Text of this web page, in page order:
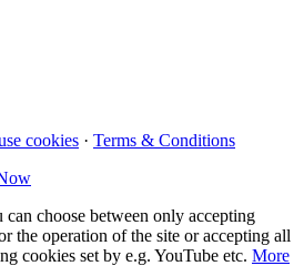
cookies · Terms & Conditions
can choose between only accepting
the operation of the site or accepting all
cookies set by e.g. YouTube etc. More